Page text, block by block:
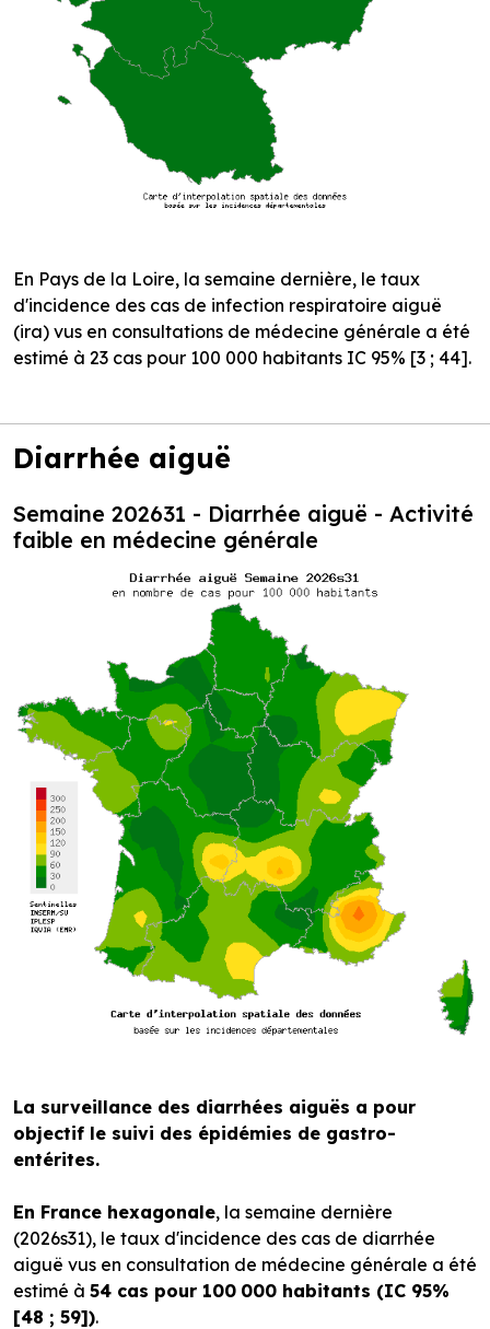
En Pays de la Loire, la semaine dernière, le taux
d'incidence des cas de infection respiratoire aiguë
(ira) vus en consultations de médecine générale a été
estimé à 23 cas pour 100 000 habitants IC 95% [3 ; 44].
Diarrhée aiguë
Semaine 202631 - Diarrhée aiguë - Activité
faible en médecine générale
La surveillance des diarrhées aiguës a pour
objectif le suivi des épidémies de gastro-
entérites.
En France hexagonale, la semaine dernière
(2026s31), le taux d'incidence des cas de diarrhée
aiguë vus en consultation de médecine générale a été
estimé à 54 cas pour 100 000 habitants (IC 95%
[48 ; 59]).